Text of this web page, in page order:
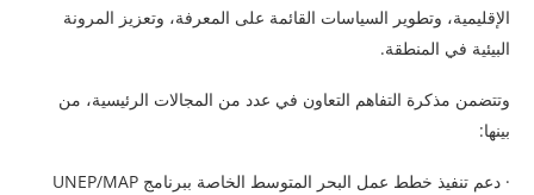
الإقليمية، وتطوير السياسات القائمة على المعرفة، وتعزيز المرونة
البيئية في المنطقة.
وتتضمن مذكرة التفاهم التعاون في عدد من المجالات الرئيسية، من
بينها:
· دعم تنفيذ خطط عمل البحر المتوسط الخاصة ببرنامج UNEP/MAP